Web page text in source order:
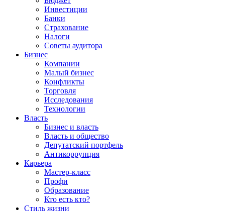
Инвестиции
Банки
Страхование
Налоги
Советы аудитора
Бизнес
Компании
Малый бизнес
Конфликты
Торговля
Исследования
Технологии
Власть
Бизнес и власть
Власть и общество
Депутатский портфель
Антикоррупция
Карьера
Мастер-класс
Профи
Образование
Кто есть кто?
Стиль жизни